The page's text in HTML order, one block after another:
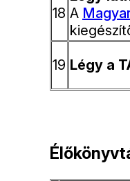
18 A
19 Légy a